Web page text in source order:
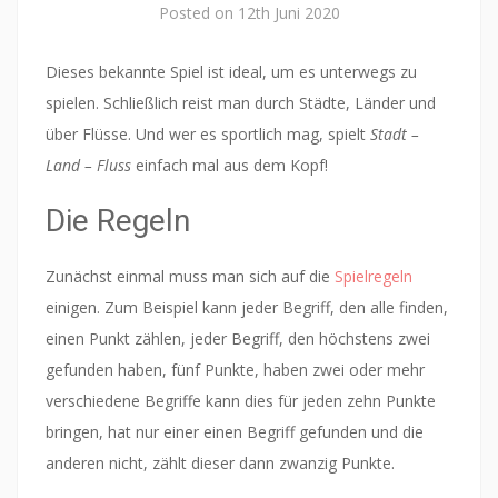
Posted on 12th Juni 2020
Dieses bekannte Spiel ist ideal, um es unterwegs zu
spielen. Schließlich reist man durch Städte, Länder und
über Flüsse. Und wer es sportlich mag, spielt Stadt –
Land – Fluss einfach mal aus dem Kopf!
Die Regeln
Zunächst einmal muss man sich auf die Spielregeln
einigen. Zum Beispiel kann jeder Begriff, den alle finden,
einen Punkt zählen, jeder Begriff, den höchstens zwei
gefunden haben, fünf Punkte, haben zwei oder mehr
verschiedene Begriffe kann dies für jeden zehn Punkte
bringen, hat nur einer einen Begriff gefunden und die
anderen nicht, zählt dieser dann zwanzig Punkte.